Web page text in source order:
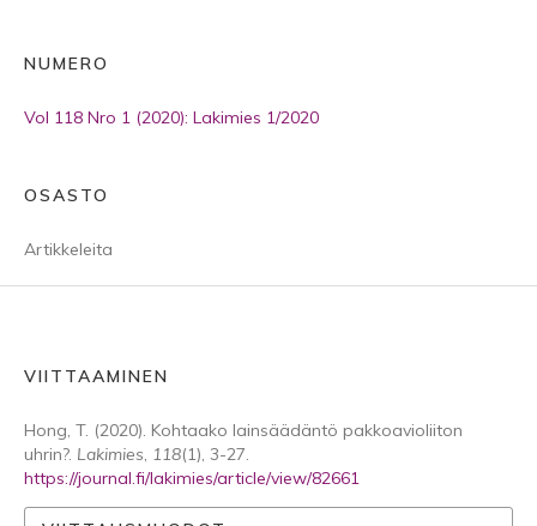
NUMERO
Vol 118 Nro 1 (2020): Lakimies 1/2020
OSASTO
Artikkeleita
VIITTAAMINEN
Hong, T. (2020). Kohtaako lainsäädäntö pakkoavioliiton
uhrin?. Lakimies, 118(1), 3-27.
https://journal.fi/lakimies/article/view/82661